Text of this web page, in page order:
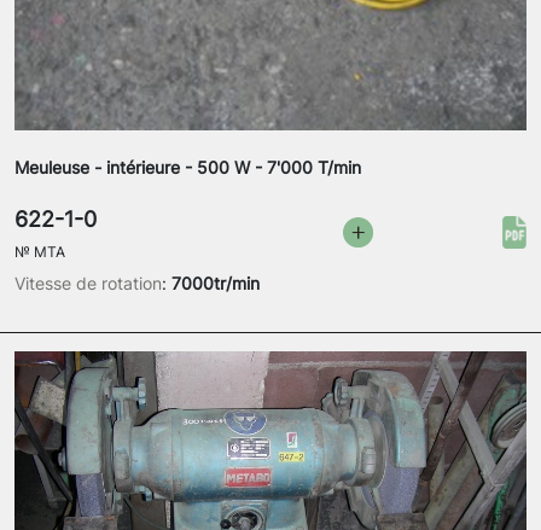
Meuleuse - intérieure - 500 W - 7'000 T/min
Vitesse de rotation: 7000tr/min
622-1-0
№ MTA